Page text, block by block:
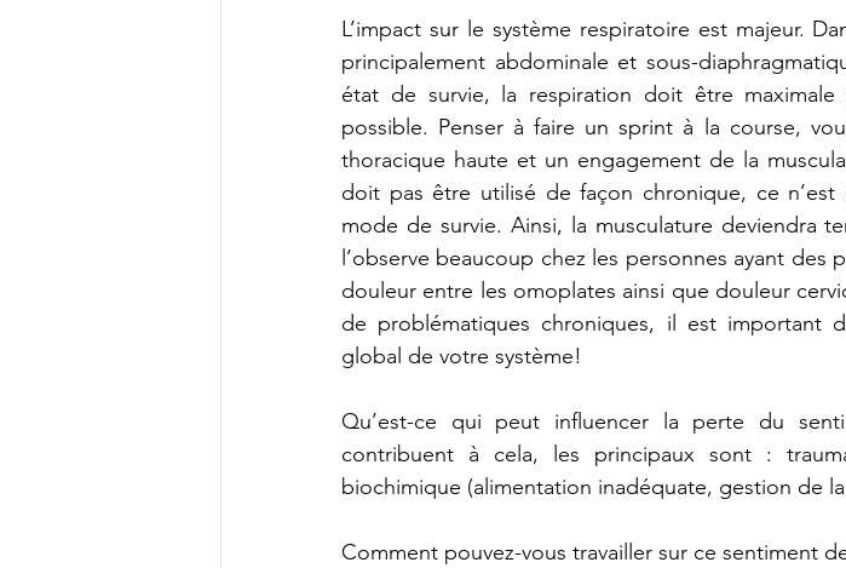
L’impact sur le système respiratoire est majeur.
principalement abdominale et sous-
état de survie, la respiration doit être
possible. Penser à faire un sprint à la course,
thoracique haute et un engagement de la
doit pas être utilisé de façon chronique, ce n’est
mode de survie. Ainsi, la musculature deviendra
l’observe beaucoup chez les personnes ayant
douleur entre les omoplates ainsi que douleur
de problématiques chroniques, il est important
global de votre système!
Qu’est-ce qui peut influencer la perte du
contribuent à cela, les principaux sont :
biochimique (alimentation inadéquate, gestion de
Comment pouvez-vous travailler sur ce sentiment